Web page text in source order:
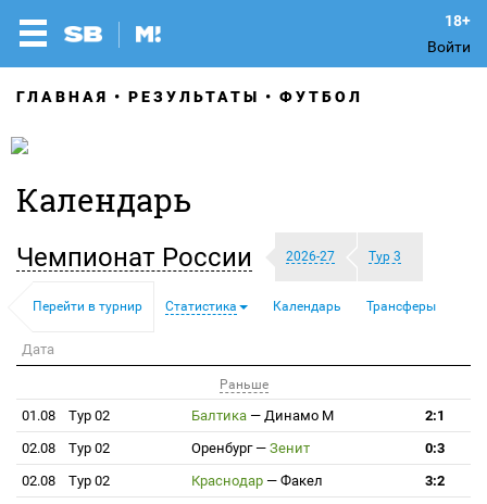
Войти
ГЛАВНАЯ РЕЗУЛЬТАТЫ ФУТБОЛ
Календарь
Чемпионат России 2026-27 Тур 3
Перейти в турнир Статистика Календарь Трансферы
Дата
Раньше
01.08 Тур 02 Балтика — Динамо М
2:1
02.08 Тур 02 Оренбург— Зенит
0:3
02.08 Тур 02 Краснодар — Факел
3:2